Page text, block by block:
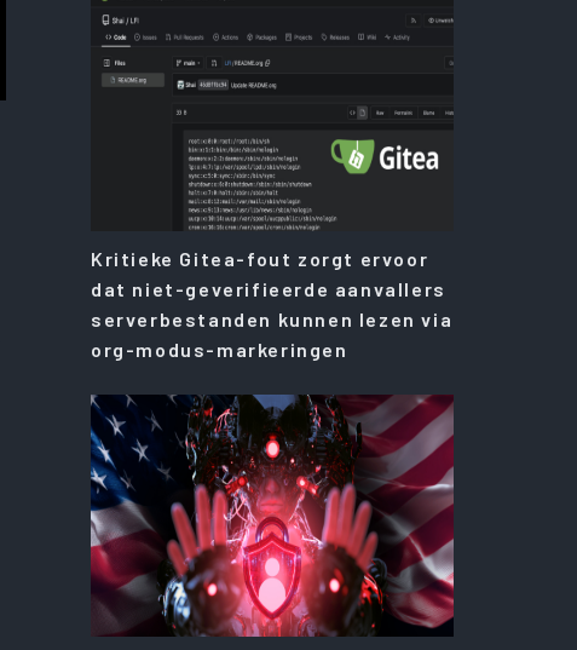
Kritieke Gitea-fout zorgt ervoor
dat niet-geverifieerde aanvallers
serverbestanden kunnen lezen via
org-modus-markeringen